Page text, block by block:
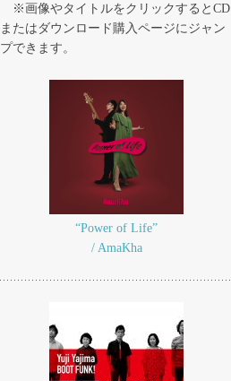
※画像やタイトルをクリックするとCD
またはダウンロード購入ページにジャン
プできます。
“Power of Life”
/ AmaKha